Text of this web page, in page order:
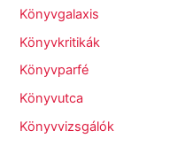
Könyvgalaxis
Könyvkritikák
Könyvparfé
Könyvutca
Könyvvizsgálók